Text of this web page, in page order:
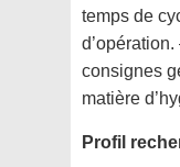
temps de
consignes
matière
Profil